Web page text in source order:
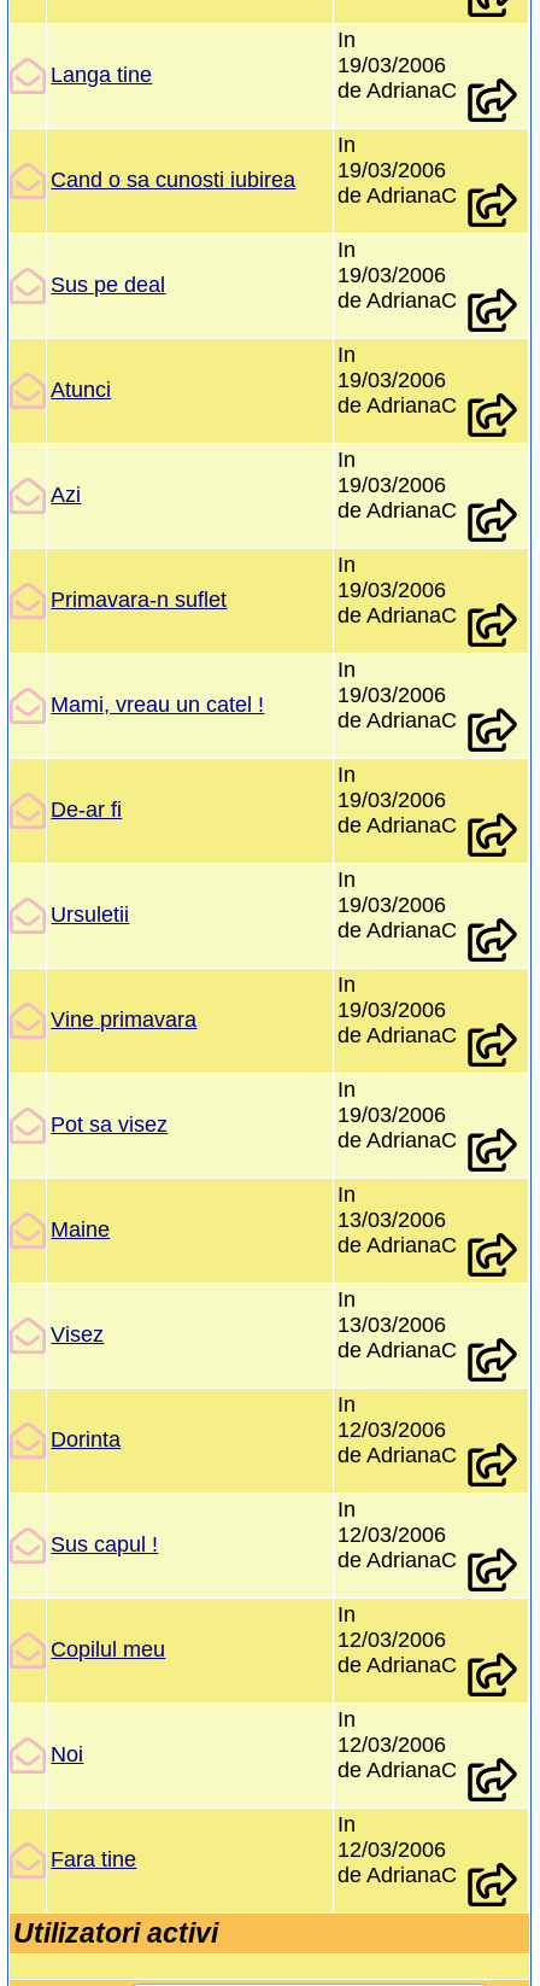
Langa tine
In
19/03/2006
de AdrianaC
Cand o sa cunosti iubirea
In
19/03/2006
de AdrianaC
Sus pe deal
In
19/03/2006
de AdrianaC
Atunci
In
19/03/2006
de AdrianaC
Azi
In
19/03/2006
de AdrianaC
Primavara-n suflet
In
19/03/2006
de AdrianaC
Mami, vreau un catel !
In
19/03/2006
de AdrianaC
De-ar fi
In
19/03/2006
de AdrianaC
Ursuletii
In
19/03/2006
de AdrianaC
Vine primavara
In
19/03/2006
de AdrianaC
Pot sa visez
In
19/03/2006
de AdrianaC
Maine
In
13/03/2006
de AdrianaC
Visez
In
13/03/2006
de AdrianaC
Dorinta
In
12/03/2006
de AdrianaC
Sus capul !
In
12/03/2006
de AdrianaC
Copilul meu
In
12/03/2006
de AdrianaC
Noi
In
12/03/2006
de AdrianaC
Fara tine
In
12/03/2006
de AdrianaC
Utilizatori activi